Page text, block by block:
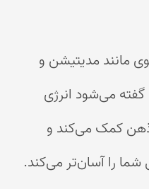
مانند مدیتیشن و
گفته می‌شود انرژی
کمک می‌کند و
را آسان‌تر می‌کند.